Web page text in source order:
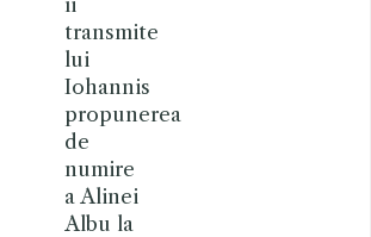
îi
transmite
lui
Iohannis
propunerea
de
numire
a Alinei
Albu la